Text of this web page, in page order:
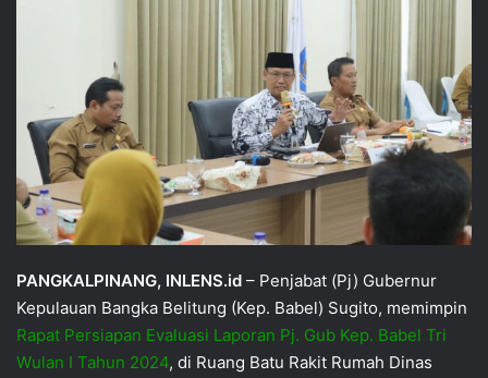
PANGKALPINANG, INLENS.id – Penjabat (Pj) Gubernur
Kepulauan Bangka Belitung (Kep. Babel) Sugito, memimpin
Rapat Persiapan Evaluasi Laporan Pj. Gub Kep. Babel Tri
Wulan I Tahun 2024, di Ruang Batu Rakit Rumah Dinas